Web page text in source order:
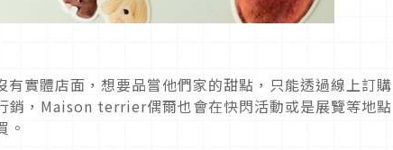
實體店面，想要品嘗他們家的甜點，只能透過線上訂購
銷，Maison terrier偶爾也會在快閃活動或是展覽等地點
。